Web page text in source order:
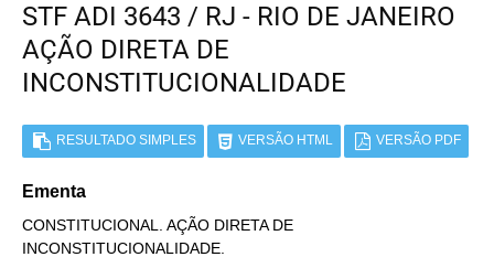
STF ADI 3643 / RJ - RIO DE JANEIRO
AÇÃO DIRETA DE
INCONSTITUCIONALIDADE
RESULTADO SIMPLES VERSÃO HTML VERSÃO PDF
Ementa
CONSTITUCIONAL. AÇÃO DIRETA DE
INCONSTITUCIONALIDADE.